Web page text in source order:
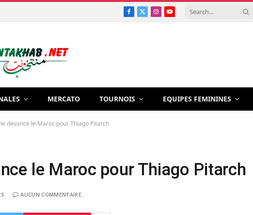
Facebook
X
Instagram
YouTube
MERCATO TOURNOIS EQUIPES FEMININES
devance le Maroc pour Thiago Pitarch
le Maroc pour Thiago Pitarch
AUCUN COMMENTAIRE